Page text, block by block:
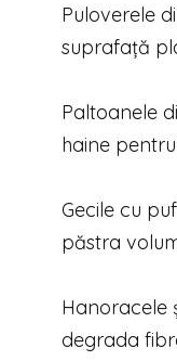
Puloverele
suprafață
Paltoanele
haine
Gecile cu
păstra
Hanoracele
degrada